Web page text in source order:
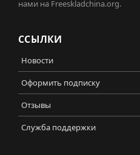
нами на Freeskladchina.org.
ССЫЛКИ
Новости
Оформить подписку
Отзывы
Служба поддержки